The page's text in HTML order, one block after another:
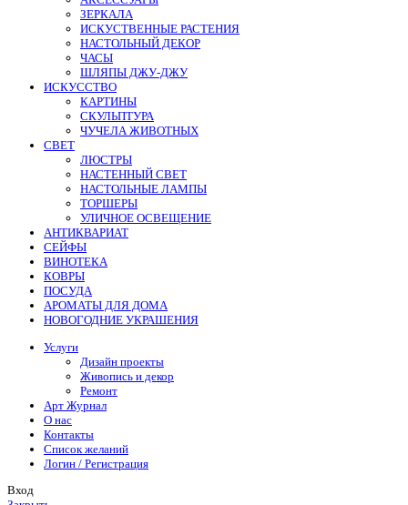
ЗЕРКАЛА
ИСКУСТВЕННЫЕ РАСТЕНИЯ
НАСТОЛЬНЫЙ ДЕКОР
ЧАСЫ
ШЛЯПЫ ДЖУ-ДЖУ
ИСКУССТВО
КАРТИНЫ
СКУЛЬПТУРА
ЧУЧЕЛА ЖИВОТНЫХ
СВЕТ
ЛЮСТРЫ
НАСТЕННЫЙ СВЕТ
НАСТОЛЬНЫЕ ЛАМПЫ
ТОРШЕРЫ
УЛИЧНОЕ ОСВЕЩЕНИЕ
АНТИКВАРИАТ
СЕЙФЫ
ВИНОТЕКА
КОВРЫ
ПОСУДА
АРОМАТЫ ДЛЯ ДОМА
НОВОГОДНИЕ УКРАШЕНИЯ
Услуги
Дизайн проекты
Живопись и декор
Ремонт
Арт Журнал
О нас
Контакты
Список желаний
Логин / Регистрация
Вход